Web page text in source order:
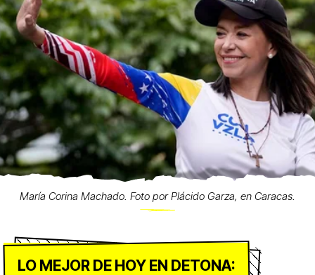
María Corina Machado. Foto por Plácido Garza, en Caracas.
LO MEJOR DE HOY EN DETONA: